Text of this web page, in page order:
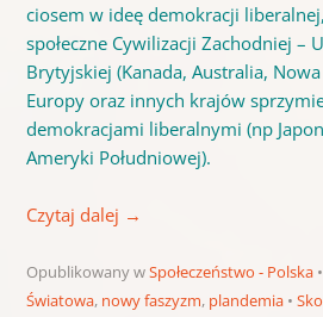
ciosem w ideę demokracji
społeczne Cywilizacji Zachodniej –
Brytyjskiej (Kanada, Australia,
Europy oraz innych krajów
demokracjami liberalnymi (np
Ameryki Południowej).
Czytaj dalej →
Opublikowany wSpołeczeństwo - Polska
Światowa, nowy faszyzm, plandemia